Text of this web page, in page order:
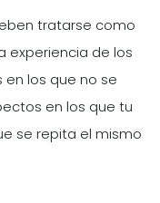
tratarse como
experiencia de los
los que no se
en los que tu
se repita el mismo